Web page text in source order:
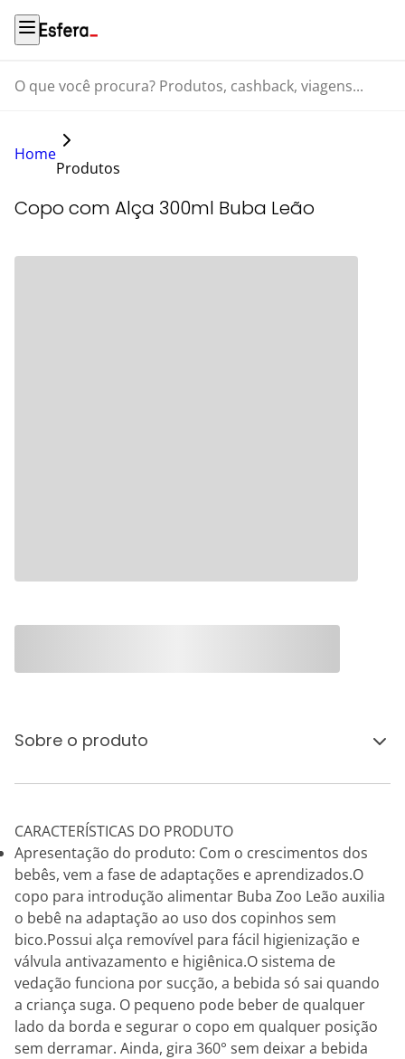
O que você procura? Produtos, cashback, viagens...
Home
Produtos
Copo com Alça 300ml Buba Leão
Sobre o produto
CARACTERÍSTICAS DO PRODUTO
Apresentação do produto: Com o crescimentos dos
bebês, vem a fase de adaptações e aprendizados.O
copo para introdução alimentar Buba Zoo Leão auxilia
o bebê na adaptação ao uso dos copinhos sem
bico.Possui alça removível para fácil higienização e
válvula antivazamento e higiênica.O sistema de
vedação funciona por sucção, a bebida só sai quando
a criança suga. O pequeno pode beber de qualquer
lado da borda e segurar o copo em qualquer posição
sem derramar. Ainda, gira 360° sem deixar a bebida